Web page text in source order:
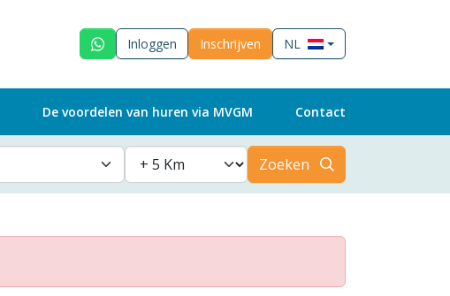
Inloggen Inschrijven NL
De voordelen van huren via MVGM Contact
Zoeken